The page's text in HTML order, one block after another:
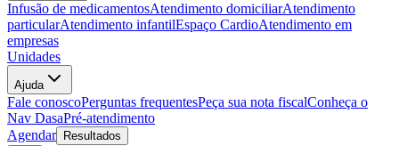
Infusão de medicamentosAtendimento domiciliarAtendimento
particularAtendimento infantilEspaço CardioAtendimento em
empresas
Unidades
Ajuda
Fale conoscoPerguntas frequentesPeça sua nota fiscalConheça o
Nav DasaPré-atendimento
Agendar
Resultados